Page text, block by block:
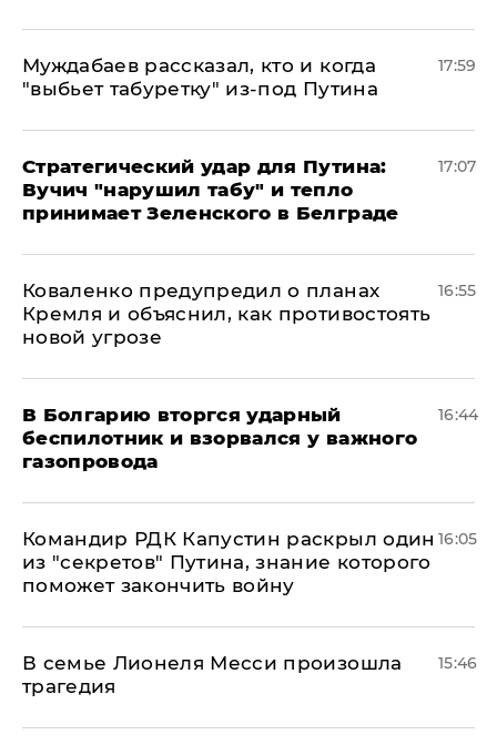
Муждабаев рассказал, кто и когда
"выбьет табуретку" из-под Путина
17:59
Стратегический удар для Путина:
Вучич "нарушил табу" и тепло
принимает Зеленского в Белграде
17:07
Коваленко предупредил о планах
Кремля и объяснил, как противостоять
новой угрозе
16:55
В Болгарию вторгся ударный
беспилотник и взорвался у важного
газопровода
16:44
Командир РДК Капустин раскрыл один
из "секретов" Путина, знание которого
поможет закончить войну
16:05
В семье Лионеля Месси произошла
трагедия
15:46